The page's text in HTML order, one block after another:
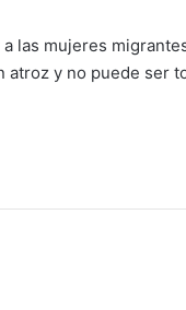
las mujeres
atroz y no puede ser